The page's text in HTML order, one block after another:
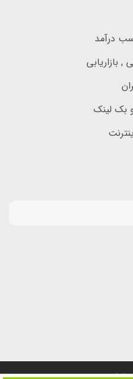
درآمد
بازاریابی
و بک لینک